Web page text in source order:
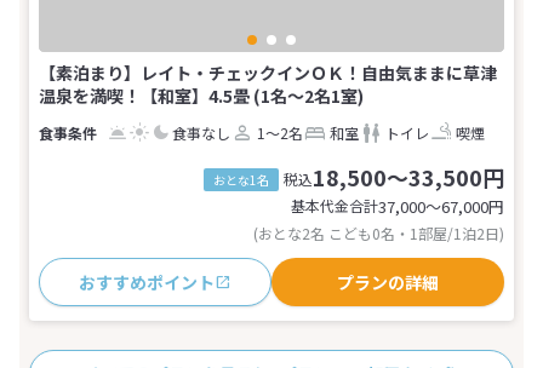
【素泊まり】レイト・チェックインＯＫ！自由気ままに草津
温泉を満喫！【和室】4.5畳 (1名～2名1室)
食事なし 1～2名 和室 トイレ 喫煙
おとな1名 税込18,500～33,500円
基本代金合計37,000〜67,000円
(おとな2名 こども0名・1部屋/1泊2日)
おすすめポイント プランの詳細